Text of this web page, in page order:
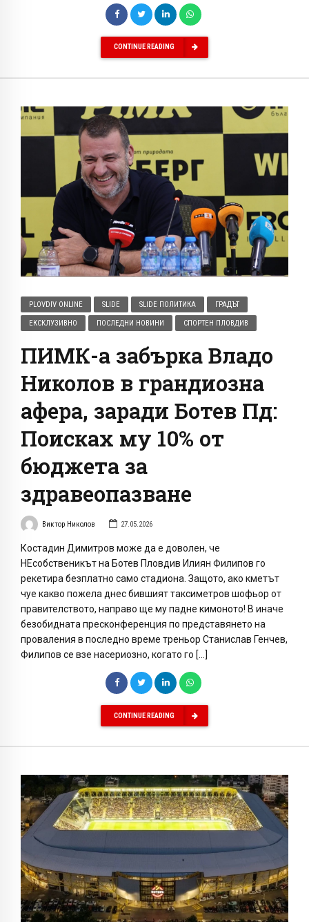
CONTINUE READING
PLOVDIV ONLINE SLIDE SLIDE ПОЛИТИКА ГРАДЪТ
ЕКСКЛУЗИВНО ПОСЛЕДНИ НОВИНИ СПОРТЕН ПЛОВДИВ
ПИМК-а забърка Владо
Николов в грандиозна
афера, заради Ботев Пд:
Поисках му 10% от
бюджета за
здравеопазване
Виктор Николов 27.05.2026
Костадин Димитров може да е доволен, че
НЕсобственикът на Ботев Пловдив Илиян Филипов го
рекетира безплатно само стадиона. Защото, ако кметът
чуе какво пожела днес бившият таксиметров шофьор от
правителството, направо ще му падне кимоното! В иначе
безобидната пресконференция по представянето на
проваления в последно време треньор Станислав Генчев,
Филипов се взе насериозно, когато го […]
CONTINUE READING